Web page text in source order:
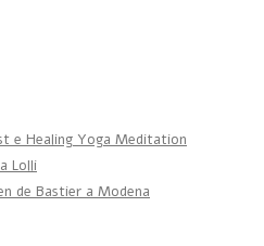
e Healing Yoga Meditation
Lolli
de Bastier a Modena